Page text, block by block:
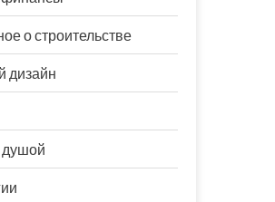
о строительстве
дизайн
душой